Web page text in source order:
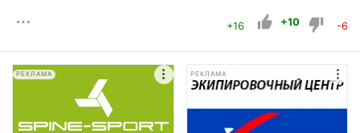
+16 +10 -6
РЕКЛАМА РЕКЛАМА